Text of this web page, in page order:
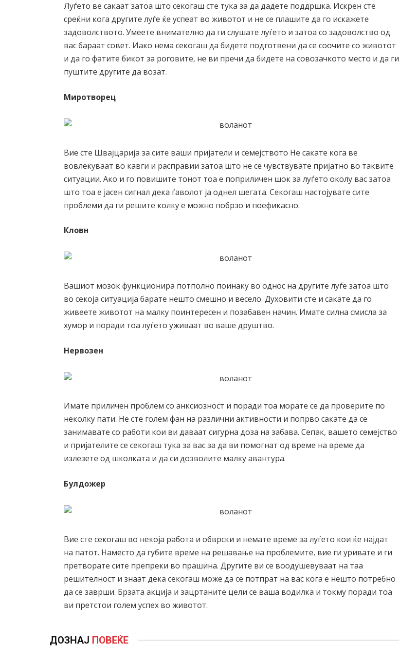
Луѓето ве сакаат затоа што секогаш сте тука за да дадете поддршка. Искрен сте
среќни кога другите луѓе ќе успеат во животот и не се плашите да го искажете
задоволството. Умеете внимателно да ги слушате луѓето и затоа со задоволство од
вас бараат совет. Иако нема секогаш да бидете подготвени да се соочите со животот
и да го фатите бикот за роговите, не ви пречи да бидете на совозачкото место и да ги
пуштите другите да возат.
Миротворец
Вие сте Швајцарија за сите ваши пријатели и семејството Не сакате кога ве
вовлекуваат во кавги и расправии затоа што не се чувствувате пријатно во таквите
ситуации. Ако и го повишите тонот тоа е поприличен шок за луѓето околу вас затоа
што тоа е јасен сигнал дека ѓаволот ја однел шегата. Секогаш настојувате сите
проблеми да ги решите колку е можно побрзо и поефикасно.
Кловн
Вашиот мозок функционира потполно поинаку во однос на другите луѓе затоа што
во секоја ситуација барате нешто смешно и весело. Духовити сте и сакате да го
живеете животот на малку поинтересен и позабавен начин. Имате силна смисла за
хумор и поради тоа луѓето уживаат во ваше друштво.
Нервозен
Имате приличен проблем со анксиозност и поради тоа морате се да проверите по
неколку пати. Не сте голем фан на различни активности и попрво сакате да се
занимавате со работи кои ви даваат сигурна доза на забава. Сепак, вашето семејство
и пријателите се секогаш тука за вас за да ви помогнат од време на време да
излезете од школката и да си дозволите малку авантура.
Булдожер
Вие сте секогаш во некоја работа и обврски и немате време за луѓето кои ќе најдат
на патот. Наместо да губите време на решавање на проблемите, вие ги уривате и ги
претворате сите препреки во прашина. Другите ви се воодушевуваат на таа
решителност и знаат дека секогаш може да се потпрат на вас кога е нешто потребно
да се заврши. Брзата акција и зацртаните цели се ваша водилка и токму поради тоа
ви претстои голем успех во животот.
ДОЗНАЈ ПОВЕЌЕ